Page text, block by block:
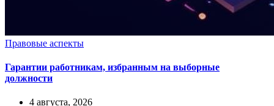
Правовые аспекты
Гарантии работникам, избранным на выборные
должности
4 августа, 2026